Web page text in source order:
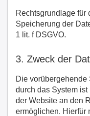
Rechtsgrundlage für
Speicherung der
1 lit. f DSGVO.
3. Zweck der
Die
durch das System
der Website an den
ermöglichen. Hierfür